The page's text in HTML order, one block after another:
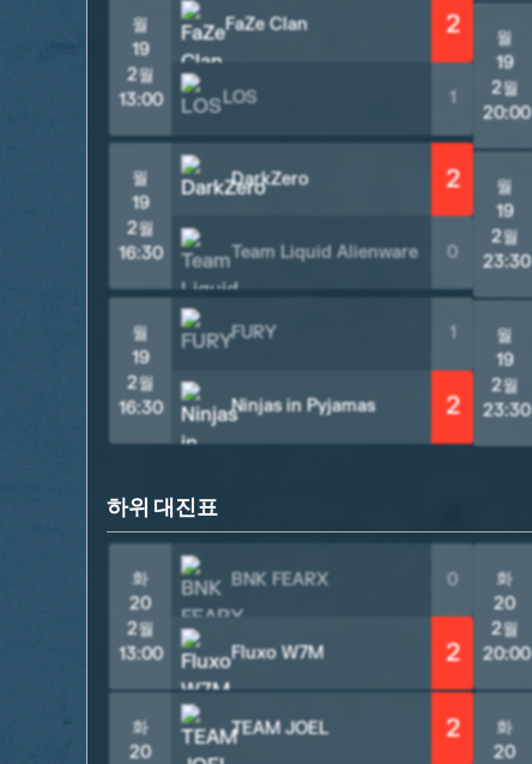
월
19
2월
13:00
FaZe Clan 2
LOS 1
월
19
2월
16:30
DarkZero 2
Team Liquid Alienware 0
월
19
2월
16:30
FURY 1
Ninjas in Pyjamas 2
월
19
2월
20:00
월
19
2월
23:30
월
19
2월
23:30
하위 대진표
화
20
2월
13:00
BNK FEARX 0
Fluxo W7M 2
화
20
TEAM JOEL 2
화
20
2월
20:00
화
20